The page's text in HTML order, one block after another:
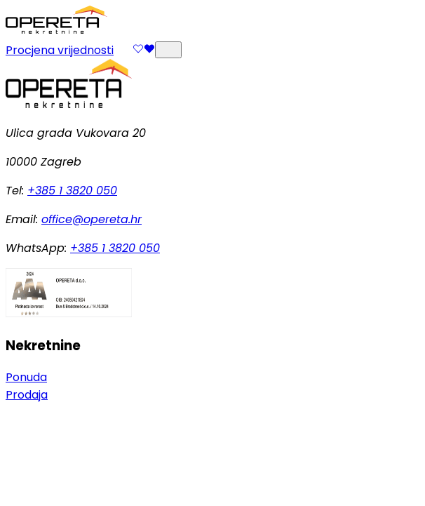
Procjena vrijednosti
Ulica grada Vukovara 20
10000 Zagreb
Tel: +385 1 3820 050
Email: office@opereta.hr
WhatsApp: +385 1 3820 050
Nekretnine
Ponuda
Prodaja